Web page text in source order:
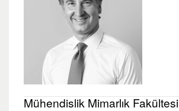
Mühendislik Mimarlık Fakültesi